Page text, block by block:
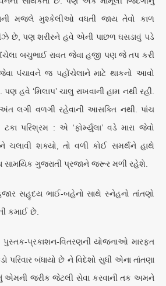
મજલે મુશ્કેલીઓ વધતી જાય તેવો કાળ
છે, પણ શરીરને હવે એની પાછળ ઘસડાવું પડે
બચુભાઈ રાવત જેવા હજી પણ જે તપ કરી
પંચાવને જ પહોંચેલાને માટે થાકનો આવો
‘મિલાપ’ ચાલુ રાખવાની હામ નથી રહી.
લગી વળગી રહેવાની આસક્તિ નથી. પાંચ
પરિશ્રમ : એ ‘ફોર્મ્યુલા’ વડે મારા જેવો
શક્યો, તો વળી કોઈ સમર્થને હાથે
સામયિક ગુજરાતી પ્રજાને જરૂર મળી રહેશે.
હજાર સહૃદય ભાઈ-બહેનો સાથે સ્નેહનો તાંતણો
કમાઈ છે.
પુસ્તક-પ્રકાશન-વિતરણની યોજનાઓ મારફત
પરિવાર બંધાયો છે ને વિદેશો સુધી એના તાંતણા
એમની જરીક જેટલી સેવા કરવાની તક અમને